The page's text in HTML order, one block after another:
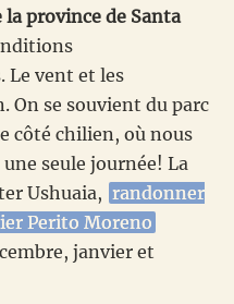
la province de Santa
Le vent et les
On se souvient du parc
côté chilien, où nous
seule journée! La
Ushuaia, randonner
Perito Moreno
janvier et